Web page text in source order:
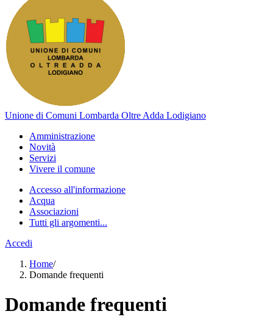
Unione di Comuni Lombarda Oltre Adda Lodigiano
Amministrazione
Novità
Servizi
Vivere il comune
Accesso all'informazione
Acqua
Associazioni
Tutti gli argomenti...
Accedi
Home/
Domande frequenti
Domande frequenti